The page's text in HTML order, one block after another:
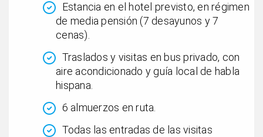
Estancia en el hotel previsto, en régimen
de media pensión (7 desayunos y 7
cenas).
Traslados y visitas en bus privado, con
aire acondicionado y guía local de habla
hispana.
6 almuerzos en ruta.
Todas las entradas de las visitas